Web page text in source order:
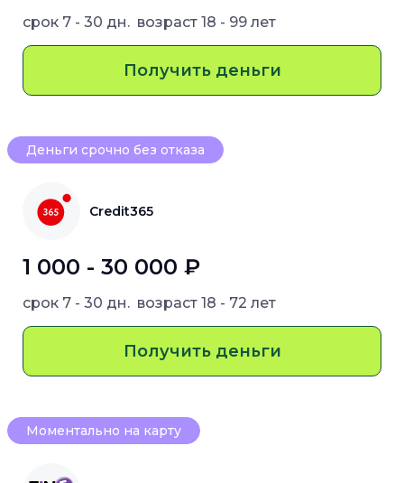
срок 7 - 30 дн. возраст 18 - 99 лет
Получить деньги
Деньги срочно без отказа
Credit365
1 000 - 30 000 ₽
срок 7 - 30 дн. возраст 18 - 72 лет
Получить деньги
Моментально на карту